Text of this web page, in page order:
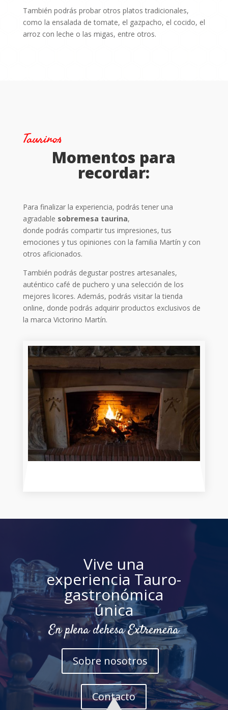
También podrás probar otros platos tradicionales,
como la ensalada de tomate, el gazpacho, el cocido, el
arroz con leche o las migas, entre otros.
Taurinos
Momentos para
recordar:
Para finalizar la experiencia, podrás tener una
agradable sobremesa taurina,
donde podrás compartir tus impresiones, tus
emociones y tus opiniones con la familia Martín y con
otros aficionados.
También podrás degustar postres artesanales,
auténtico café de puchero y una selección de los
mejores licores. Además, podrás visitar la tienda
online, donde podrás adquirir productos exclusivos de
la marca Victorino Martín.
Vive una
experiencia Tauro-
gastronómica
única
En plena dehesa Extremeña
Sobre nosotros
Contacto